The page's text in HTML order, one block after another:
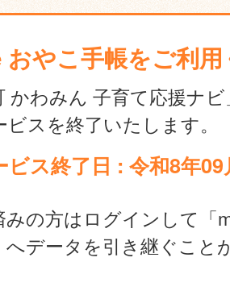
やこ手帳をご利
かわみん 子育て応援ナ
スを終了いたします。
ビス終了日 : 令和8年09
みの方はログインして「
へデータを引き継ぐこと